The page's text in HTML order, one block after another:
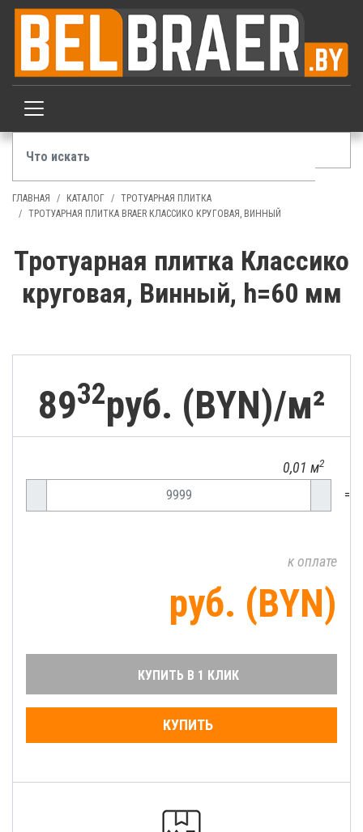
ГЛАВНАЯ КАТАЛОГ
ТРОТУАРНАЯ ПЛИТКА
ТРОТУАРНАЯ ПЛИТКА BRAER КЛАССИКО КРУГОВАЯ, ВИННЫЙ
Тротуарная плитка Классико
круговая, Винный, h=60 мм
8932руб. (BYN)/м²
0,01 м2
=
к оплате
руб. (BYN)
КУПИТЬ В 1 КЛИК
КУПИТЬ